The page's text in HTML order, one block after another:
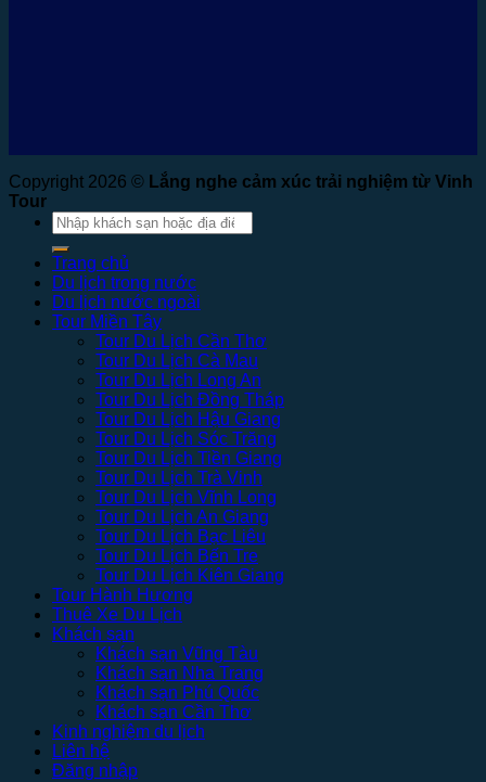
Copyright 2026 © Lắng nghe cảm xúc trải nghiệm từ Vinh
Tour
Tìm
kiếm:
Trang chủ
Du lịch trong nước
Du lịch nước ngoài
Tour Miền Tây
Tour Du Lịch Cần Thơ
Tour Du Lịch Cà Mau
Tour Du Lịch Long An
Tour Du Lịch Đồng Tháp
Tour Du Lịch Hậu Giang
Tour Du Lịch Sóc Trăng
Tour Du Lịch Tiền Giang
Tour Du Lịch Trà Vinh
Tour Du Lịch Vĩnh Long
Tour Du Lịch An Giang
Tour Du Lịch Bạc Liêu
Tour Du Lịch Bến Tre
Tour Du Lịch Kiên Giang
Tour Hành Hương
Thuê Xe Du Lịch
Khách sạn
Khách sạn Vũng Tàu
Khách sạn Nha Trang
Khách sạn Phú Quốc
Khách sạn Cần Thơ
Kinh nghiệm du lịch
Liên hệ
Đăng nhập